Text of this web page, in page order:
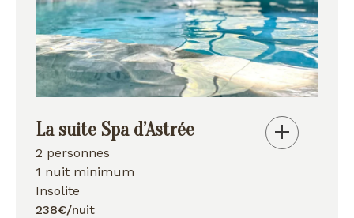
La suite Spa d’Astrée
2 personnes
1 nuit minimum
Insolite
238€/nuit